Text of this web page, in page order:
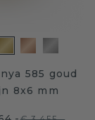
585 goud
8x6 mm